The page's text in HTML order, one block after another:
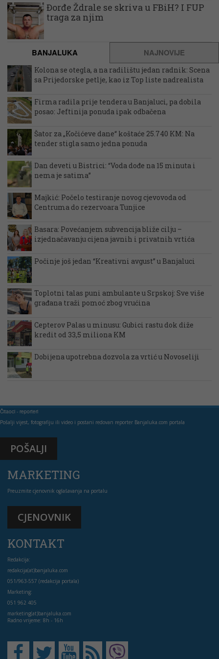
Đorđe Ždrale se skriva u FBiH? I FUP
traga za njim
BANJALUKA NAJNOVIJE
Kolona se otegla, a na radilištu jedan radnik: Scena
sa Prijedorske petlje, kao iz Top liste nadrealista
Firma radila prije tendera u Banjaluci, pa dobila
posao: Jeftinija ponuda ipak odbačena
Šator za „Kočićeve dane“ koštaće 25.740 KM: Na
tender stigla samo jedna ponuda
Dan deveti u Bistrici: “Voda dođe na 15 minuta i
nema je satima”
Majkić: Počelo testiranje novog cjevovoda od
Centruma do rezervoara Tunjice
Basara: Povećanjem subvencija bliže cilju –
izjednačavanju cijena javnih i privatnih vrtića
Počinje još jedan “Kreativni avgust” u Banjaluci
Toplotni talas puni ambulante u Srpskoj: Sve više
građana traži pomoć zbog vrućina
Cepterov Palas u minusu: Gubici rastu dok diže
kredit od 33,5 miliona KM
Dobijena upotrebna dozvola za vrtić u Novoseliji
Čitaoci - reporteri
Pošalji vijest, fotografiju ili video i postani redovan reporter Banjaluka.com portala
POŠALJI
MARKETING
Preuzmite cjenovnik oglašavanja na portalu
CJENOVNIK
KONTAKT
Redakcija:
redakcija(at)banjaluka.com
051/963-557 (redakcija portala)
Marketing:
051 962 405
marketing(at)banjaluka.com
Radno vrijeme: 8h - 16h